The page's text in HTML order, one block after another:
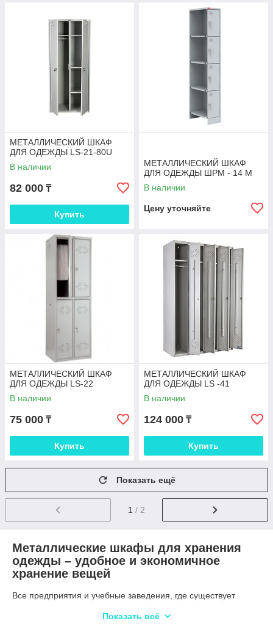
МЕТАЛЛИЧЕСКИЙ ШКАФ
ДЛЯ ОДЕЖДЫ LS-21-80U
В наличии
82 000 ₸
Купить
МЕТАЛЛИЧЕСКИЙ ШКАФ
ДЛЯ ОДЕЖДЫ ШРМ - 14 M
В наличии
Цену уточняйте
МЕТАЛЛИЧЕСКИЙ ШКАФ
ДЛЯ ОДЕЖДЫ LS-22
В наличии
75 000 ₸
Купить
МЕТАЛЛИЧЕСКИЙ ШКАФ
ДЛЯ ОДЕЖДЫ LS -41
В наличии
124 000 ₸
Купить
Показать ещё
1 / 2
Металлические шкафы для хранения
одежды – удобное и экономичное
хранение вещей
Все предприятия и учебные заведения, где существует
одежды удобно используют архивные металлические шкафы
Показать всё